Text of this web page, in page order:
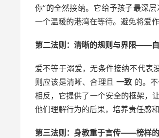
你”的全然接纳。它给予孩子最深层
一个温暖的港湾在等待。避免将爱
第二法则：清晰的规则与界限——
爱不等于溺爱，无条件接纳不代表
则应该是清晰、合理且一致 的。
相反，它提供了一个安全的框架，
他们理解行为的后果，培养责任感和
第三法则：身教重于言传——榜样